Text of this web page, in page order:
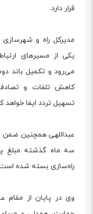
قرار دارد.
مدیرکل راه و
یکی از مسیرهای
می‌رود و تکمیل باند
کاهش تلفات و
تسهیل تردد ایفا خواهد
عبداللهی همچنین ضمن
سه ماه گذشته مبلغ
راه‌سازی بسته شده
وی در پایان از مقام